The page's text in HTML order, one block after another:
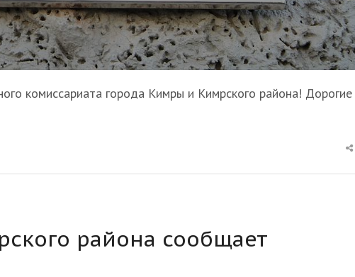
комиссариата города Кимры и Кимрского района! Дорогие
района сообщает